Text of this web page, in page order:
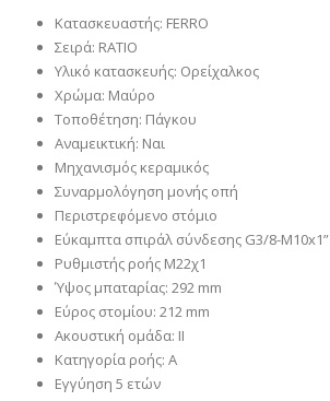
Κατασκευαστής: FERRO
Σειρά: RATIO
Υλικό κατασκευής: Ορείχαλκος
Χρώμα: Μαύρο
Τοποθέτηση: Πάγκου
Αναμεικτική: Ναι
Μηχανισμός κεραμικός
Συναρμολόγηση μονής οπή
Περιστρεφόμενο στόμιο
Εύκαμπτα σπιράλ σύνδεσης G3/8-M10x1”
Ρυθμιστής ροής Μ22χ1
Ύψος μπαταρίας: 292 mm
Eύρος στομίου: 212 mm
Aκουστική ομάδα: ΙΙ
Κατηγορία ροής: Α
Εγγύηση 5 ετών